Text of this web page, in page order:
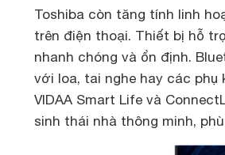
Toshiba còn tăng tính linh
trên điện thoại. Thiết bị hỗ
nhanh chóng và ổn định.
với loa, tai nghe hay các phụ
VIDAA Smart Life và
sinh thái nhà thông minh,